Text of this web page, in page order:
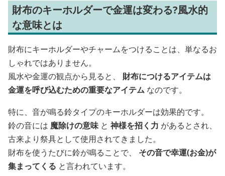
財布のキーホルダーで金運は変わる?風水的
な意味とは
財布にキーホルダーやチャームをつけることは、単なるお
しゃれではありません。
風水や金運の観点から見ると、 財布につけるアイテムは
金運を呼び込むための重要なアイテム なのです。
特に、音が鳴る鈴タイプのキーホルダーは効果的です。
鈴の音には 魔除けの意味と 神様を招く力 があるとされ、
古来より祭具として使用されてきました。
財布を使うたびに鈴が鳴ることで、 その音で幸運(お金)が
集まってくる と言われています。